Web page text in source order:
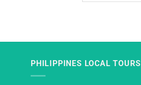
PHILIPPINES LOCAL TOURS